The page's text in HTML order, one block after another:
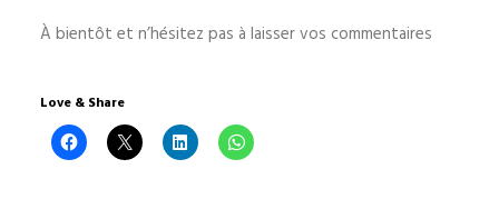
À bientôt et n’hésitez pas à laisser vos commentaires
Love & Share